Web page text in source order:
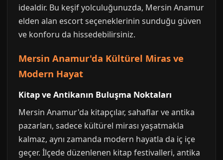
idealdir. Bu keşif yolculuğunuzda, Mersin Anamur
elden alan escort seçeneklerinin sunduğu güven
ve konforu da hissedebilirsiniz.
Mersin Anamur'da Kültürel Miras ve
Modern Hayat
Kitap ve Antikanın Buluşma Noktaları
Mersin Anamur'da kitapçılar, sahaflar ve antika
pazarları, sadece kültürel mirası yaşatmakla
kalmaz, aynı zamanda modern hayatla da iç içe
geçer. İlçede düzenlenen kitap festivalleri, antika